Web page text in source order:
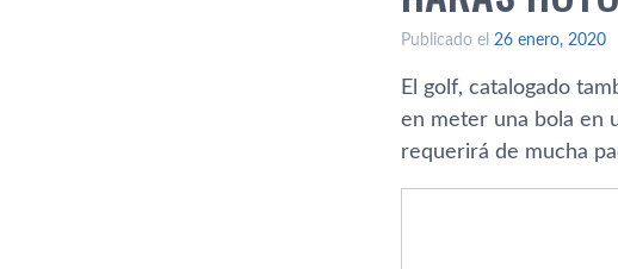
Publicado el 26 enero, 2020
El golf, catalogado
en meter una bola en
requerirá de mucha